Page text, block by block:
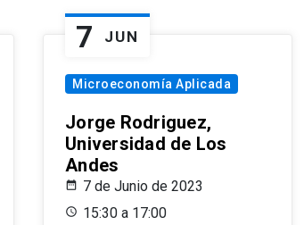
7 JUN
Microeconomía Aplicada
Jorge Rodriguez,
Universidad de Los
Andes
7 de Junio de 2023
15:30 a 17:00